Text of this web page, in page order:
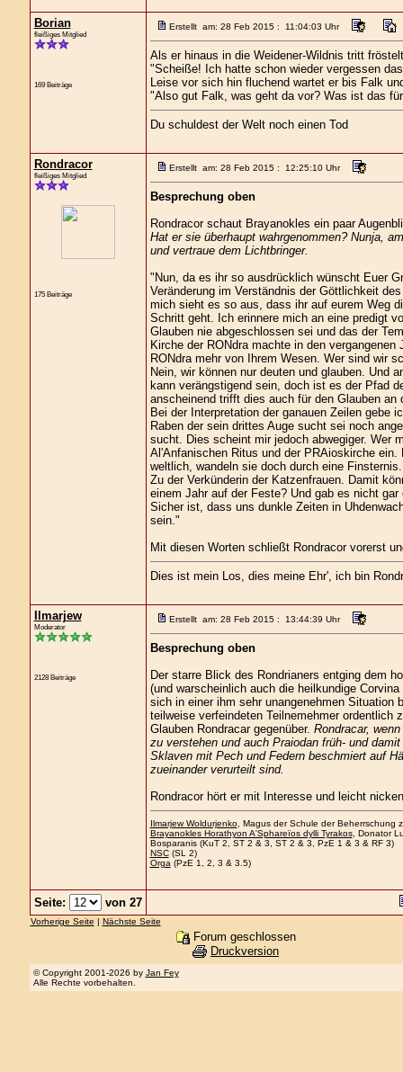
Borian
fleißiges Mitglied
169 Beiträge
Erstellt am: 28 Feb 2015 : 11:04:03 Uhr
Als er hinaus in die Weidener-Wildnis tritt
"Scheiße! Ich hatte schon wieder vergessen
Leise vor sich hin fluchend wartet er bis Falk
"Also gut Falk, was geht da vor? Was ist das
Du schuldest der Welt noch einen Tod
Rondracor
fleißiges Mitglied
175 Beiträge
Erstellt am: 28 Feb 2015 : 12:25:10 Uhr
Besprechung oben
Rondracor schaut Brayanokles ein paar
Hat er sie überhaupt wahrgenommen? Nunja,
und vertraue dem Lichtbringer.
"Nun, da es ihr so ausdrücklich wünscht Euer
Veränderung im Verständnis der Göttlichkeit
mich sieht es so aus, dass ihr auf eurem Weg
Schritt geht. Ich erinnere mich an eine predigt
Glauben nie abgeschlossen sei und das der
Kirche der RONdra machte in den
RONdra mehr von Ihrem Wesen. Wer sind wir
Nein, wir können nur deuten und glauben. Und
kann verängstigend sein, doch ist es der Pfad
anscheinend trifft dies auch für den Glauben
Bei der Interpretation der ganauen Zeilen gebe
Raben der sein drittes Auge sucht sei noch
sucht. Dies scheint mir jedoch abwegiger. Wer
Al'Anfanischen Ritus und der PRAioskirche
weltlich, wandeln sie doch durch eine Finsternis.
Zu der Verkünderin der Katzenfrauen. Damit
einem Jahr auf der Feste? Und gab es nicht
Sicher ist, dass uns dunkle Zeiten in
sein."
Mit diesen Worten schließt Rondracor vorerst
Dies ist mein Los, dies meine Ehr', ich bin
Ilmarjew
Moderator
2128 Beiträge
Erstellt am: 28 Feb 2015 : 13:44:39 Uhr
Besprechung oben
Der starre Blick des Rondrianers entging dem
(und warscheinlich auch die heilkundige
sich in einer ihm sehr unangenehmen Situation
teilweise verfeindeten Teilnemehmer ordentlich
Glauben Rondracar gegenüber. Rondracar,
zu verstehen und auch Praiodan früh- und
Sklaven mit Pech und Federn beschmiert auf
zueinander verurteilt sind.
Rondracor hört er mit Interesse und leicht
Ilmarjew Woldurjenko, Magus der Schule der Beherrschung
Brayanokles Horathyon A'Sphareïos dylli Tyrakos, Donator
Bosparanis (KuT 2, ST 2 & 3, ST 2 & 3, PzE 1 & 3 & RF 3)
NSC(SL 2)
Orga (PzE 1, 2, 3 & 3.5)
Seite: von 27
Vorherige Seite | Nächste Seite
Forum geschlossen
Druckversion
© Copyright 2001-2026 by Jan Fey
Alle Rechte vorbehalten.